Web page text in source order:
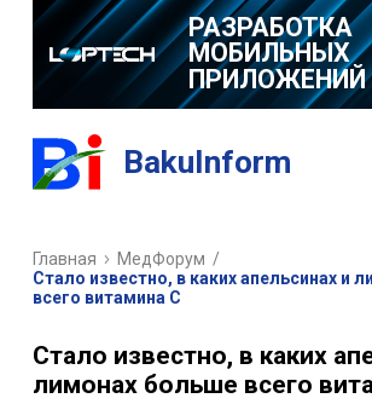
РАЗРАБОТКА
МОБИЛЬНЫХ
ПРИЛОЖЕНИЙ
BakuInform
Главная МедФорум /
Стало известно, в каких апельсинах и
всего витамина С
Стало известно, в каких
лимонах больше всего